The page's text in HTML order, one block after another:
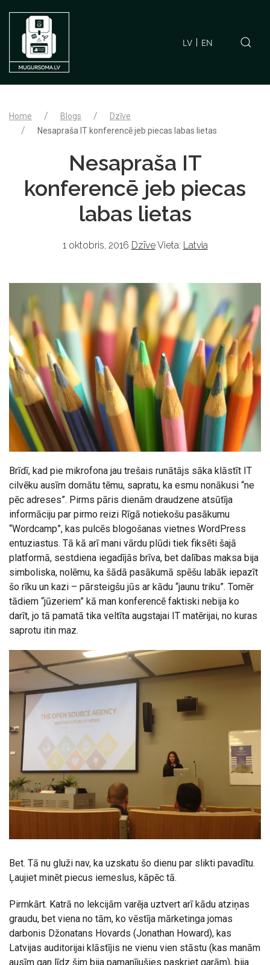
LV EN
Home Blogs
Dzīve
Nesapraša IT konferencē jeb piecas labas lietas
Nesapraša IT
konferencē jeb piecas
labas lietas
1 oktobris, 2016 DzīveVieta: Latvia
Brīdī, kad pie mikrofona jau trešais runātājs sāka klāstīt IT
cilvēku ausīm domātu tēmu, sapratu, ka esmu nonākusi “ne
pēc adreses”. Pirms pāris dienām draudzene atsūtīja
informāciju par pirmo reizi Rīgā notiekošu pasākumu
“Wordcamp”, kas pulcēs blogošanas vietnes WordPress
entuziastus. Tā kā arī mani vārdu plūdi tiek fiksēti šajā
platformā, sestdiena iegadījās brīva, bet dalības maksa bija
simboliska, nolēmu, ka šādā pasākumā spēšu labāk iepazīt
šo rīku un kazi – pārsteigšu jūs ar kādu “jaunu triku”. Tomēr
tādiem “jūzeriem” kā man konferencē faktiski nebija ko
darīt, jo tā pamatā tika veltīta augstajai IT matērijai, no kuras
saprotu itin maz.
Bet. Tā nu gluži nav, ka uzskatu šo dienu par slikti pavadītu.
Ļaujiet minēt piecus iemeslus, kāpēc tā.
Pirmkārt. Katrā no lekcijām varēja uztvert arī kādu atziņas
graudu, bet viena no tām, ko vēstīja mārketinga jomas
darbonis Džonatans Hovards (Jonathan Howard), kas
Latvijas auditorijai klāstījis ne vienu vien stāstu (kas manām
ausīm gan līdz šim bija pamanījušies paskriet garām), bija